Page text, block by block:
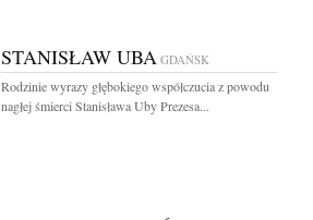
STANISŁAW UBA GDAŃSK
Rodzinie wyrazy głębokiego współczucia z powodu
nagłej śmierci Stanisława Uby Prezesa...